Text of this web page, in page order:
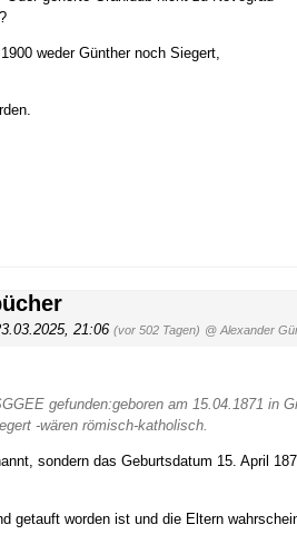
weder Günther noch Siegert,
21:06 (vor 502 Tagen) @ Alexander
gefunden:geboren am 15.04.1871 in
-wären römisch-katholisch.
sondern das Geburtsdatum 15. April
getauft worden ist und die Eltern